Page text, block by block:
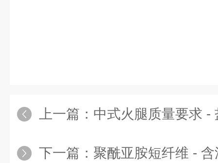
上一篇： 中式火腿质量要求 -
下一篇： 聚酰亚胺短纤维 -